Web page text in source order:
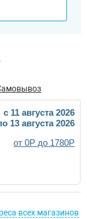
c 11 августа 2026
13 августа 2026
от 0Р до 1780Р
всех магазинов